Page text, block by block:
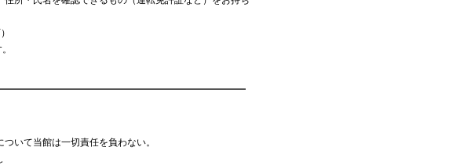
いて当館は一切責任を負わない。